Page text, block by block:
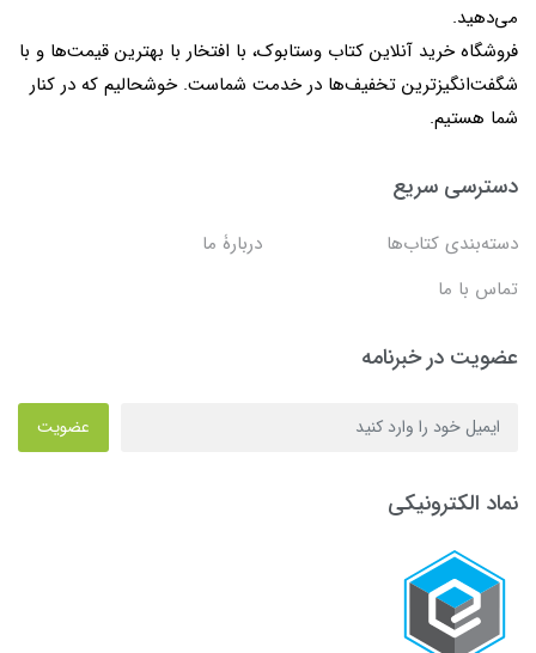
می‌دهید.
فروشگاه خرید آنلاین کتاب وستابوک، با افتخار با بهترین قیمت‌ها و با
شگفت‌انگیزترین تخفیف‌ها در خدمت شماست. خوشحالیم که در کنار
شما هستیم.
دسترسی سریع
دسته‌بندی کتاب‌ها
دربارۀ ما
تماس با ما
عضویت در خبرنامه
عضویت
نماد الکترونیکی